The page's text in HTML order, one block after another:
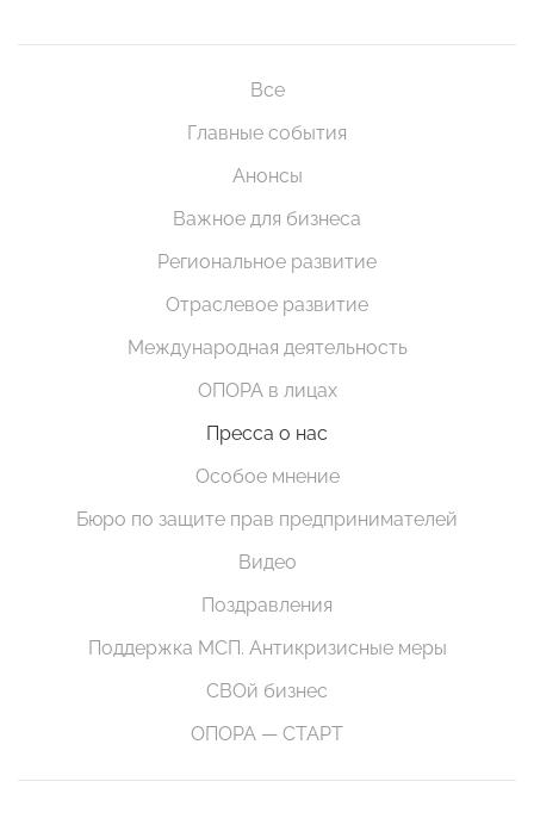
Все
Главные события
Анонсы
Важное для бизнеса
Региональное развитие
Отраслевое развитие
Международная деятельность
ОПОРА в лицах
Пресса о нас
Особое мнение
Бюро по защите прав предпринимателей
Видео
Поздравления
Поддержка МСП. Антикризисные меры
СВОй бизнес
ОПОРА — СТАРТ